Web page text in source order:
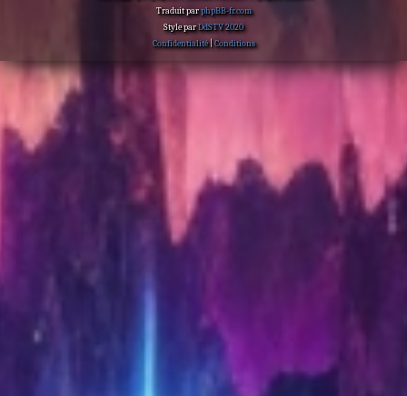
Traduit parphpBB-fr.com
Style parDdSTV 2020
Confidentialité| Conditions